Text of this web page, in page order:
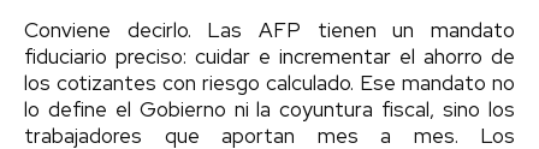
Conviene decirlo. Las AFP tienen un mandato
fiduciario preciso: cuidar e incrementar el ahorro de
los cotizantes con riesgo calculado. Ese mandato no
lo define el Gobierno ni la coyuntura fiscal, sino los
trabajadores que aportan mes a mes. Los